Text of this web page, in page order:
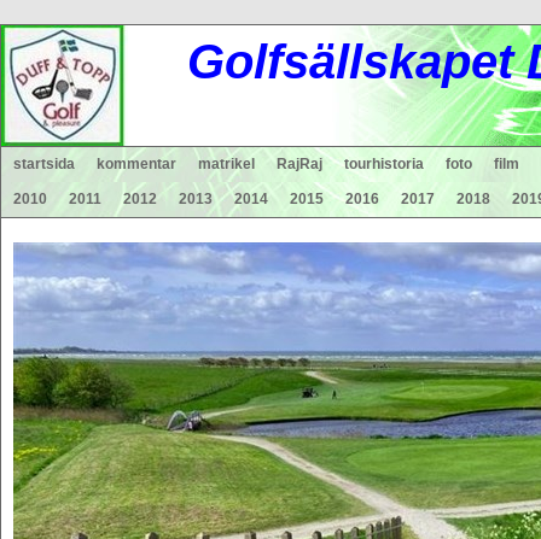
Golfsällskapet
startsida kommentar matrikel RajRaj tourhistoria foto film
2010 2011 2012 2013 2014 2015 2016 2017 2018